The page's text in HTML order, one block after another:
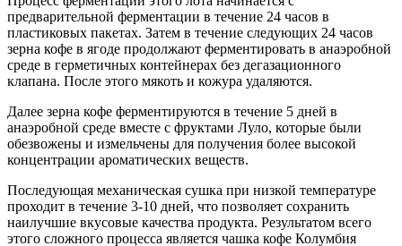
предварительной ферментации в течение 24 часов в
пластиковых пакетах. Затем в течение следующих 24 часов
зерна кофе в ягоде продолжают ферментировать в анаэробной
среде в герметичных контейнерах без дегазационного
клапана. После этого мякоть и кожура удаляются.
Далее зерна кофе ферментируются в течение 5 дней в
анаэробной среде вместе с фруктами Луло, которые были
обезвожены и измельчены для получения более высокой
концентрации ароматических веществ.
Последующая механическая сушка при низкой температуре
проходит в течение 3-10 дней, что позволяет сохранить
наилучшие вкусовые качества продукта. Результатом всего
этого сложного процесса является чашка кофе Колумбия